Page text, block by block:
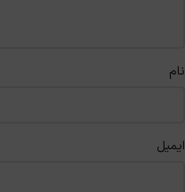
نام
ایمیل